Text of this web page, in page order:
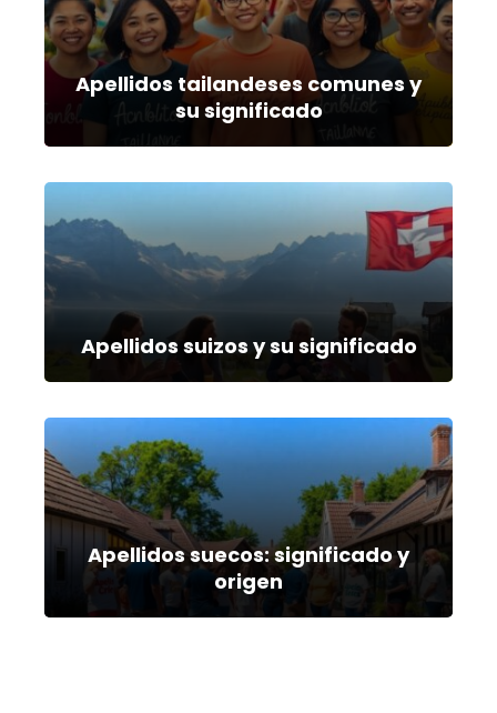
Apellidos tailandeses comunes y
su significado
Apellidos suizos y su significado
Apellidos suecos: significado y
origen